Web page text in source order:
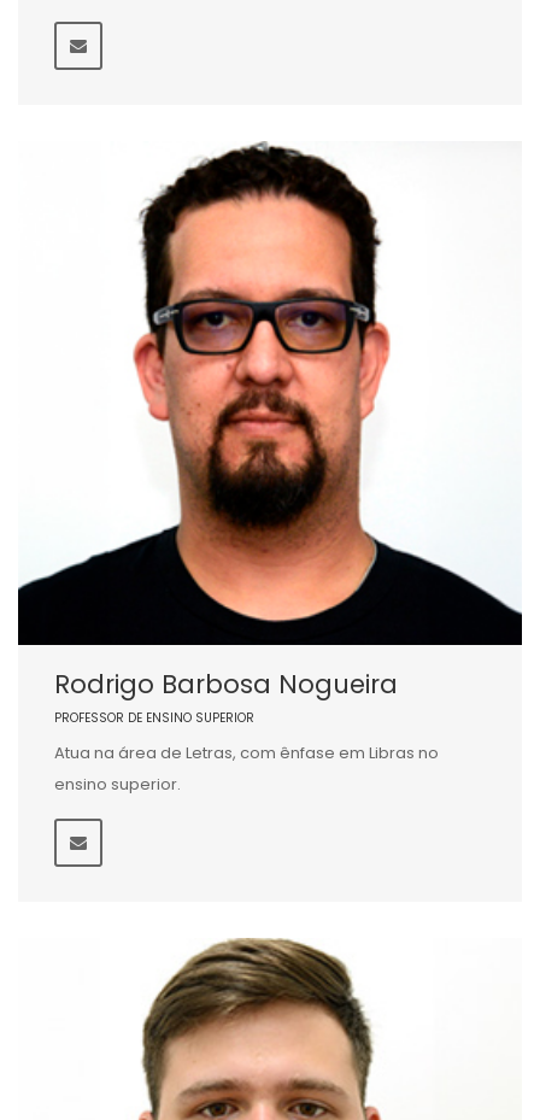
Rodrigo Barbosa Nogueira
PROFESSOR DE ENSINO SUPERIOR
Atua na área de Letras, com ênfase em Libras no
ensino superior.